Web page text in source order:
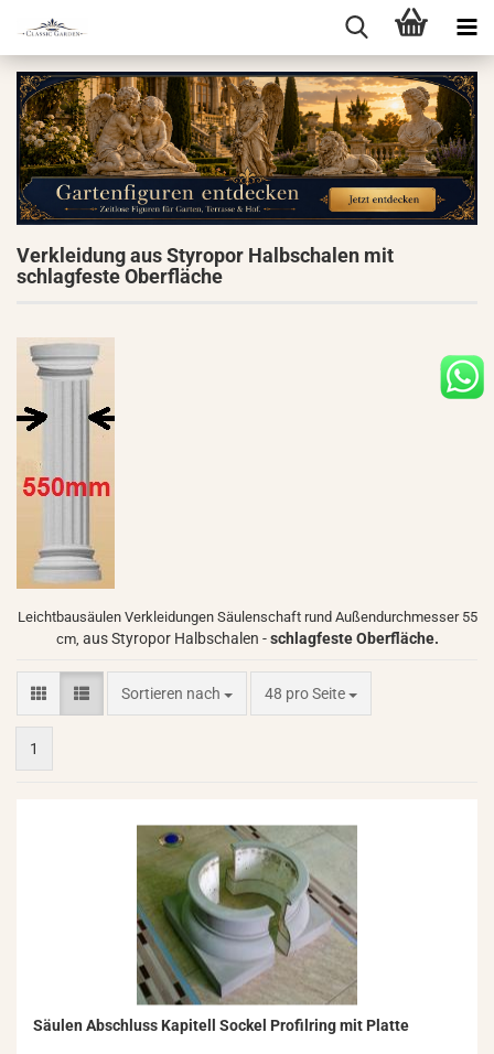
Verkleidung aus Styropor Halbschalen mit
schlagfeste Oberfläche
Leichtbausäulen Verkleidungen Säulenschaft rund Außendurchmesser 55
cm, aus Styropor Halbschalen -schlagfesteOberfläche.
Sortieren nach
Sortieren nach 48 pro Seite
pro Seite
1
Säu­len Ab­schluss Ka­pi­tell So­ckel Pro­fil­ring mit Plat­te